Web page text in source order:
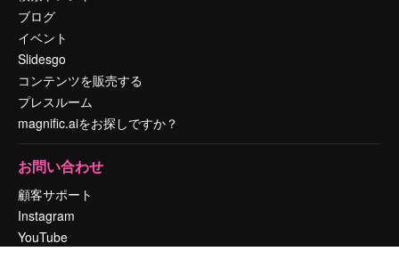
ブログ
イベント
Slidesgo
コンテンツを販売する
プレスルーム
magnific.aiをお探しですか？
お問い合わせ
顧客サポート
Instagram
YouTube